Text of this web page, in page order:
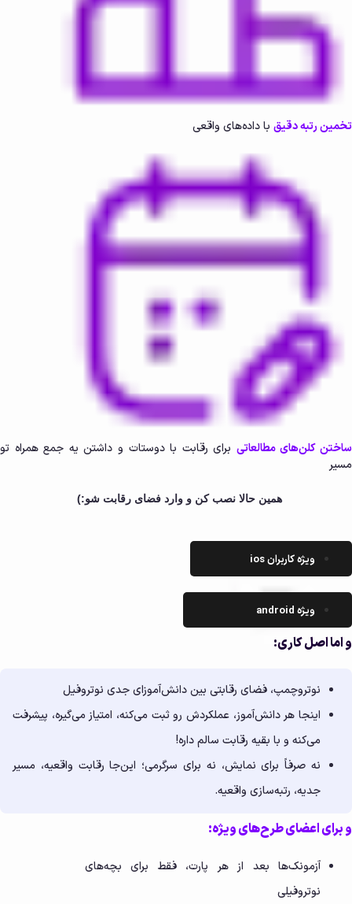
تخمین رتبه دقیق با داده‌های واقعی
ساختن کلن‌های مطالعاتی برای رقابت با دوستات و داشتن یه جمع همراه تو
مسیر
همین حالا نصب کن و وارد فضای رقابت شو:)
ویژه کاربران ios
ویژه android
و اما اصل کاری:
نوتروچمپ، فضای رقابتی بین دانش‌آموزای جدی نوتروفیل
اینجا هر دانش‌آموز، عملکردش رو ثبت می‌کنه، امتیاز می‌گیره، پیشرفت
می‌کنه و با بقیه رقابت سالم داره!
نه صرفاً برای نمایش، نه برای سرگرمی؛ این‌جا رقابت واقعیه، مسیر
جدیه، رتبه‌سازی واقعیه.
و برای اعضای طرح‌های ویژه:
آزمونک‌ها بعد از هر پارت، فقط برای بچه‌های
نوتروفیلی